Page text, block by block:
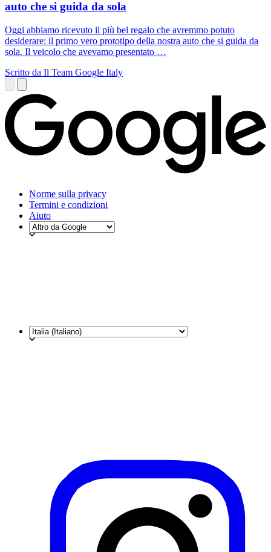
auto che si guida da sola
Oggi abbiamo ricevuto il più bel regalo che avremmo potuto
desiderare: il primo vero prototipo della nostra auto che si guida da
sola. Il veicolo che avevamo presentato …
Scritto da Il Team Google Italy
Norme sulla privacy
Termini e condizioni
Aiuto